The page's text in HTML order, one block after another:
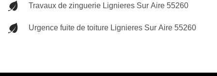
Travaux de zinguerie Lignieres Sur Aire 55260
Urgence fuite de toiture Lignieres Sur Aire 55260